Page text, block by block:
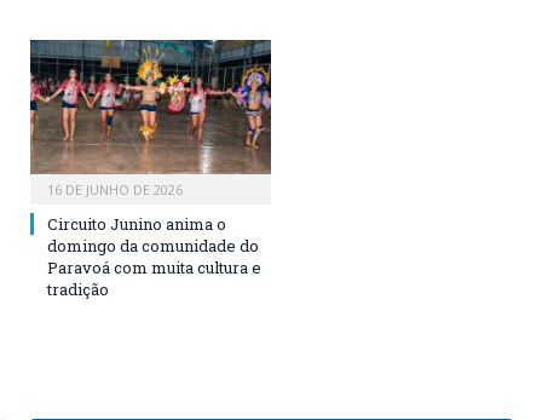
16 DE JUNHO DE 2026
Circuito Junino anima o
domingo da comunidade do
Paravoá com muita cultura e
tradição